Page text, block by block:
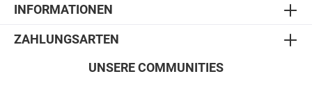
INFORMATIONEN
ZAHLUNGSARTEN
UNSERE COMMUNITIES